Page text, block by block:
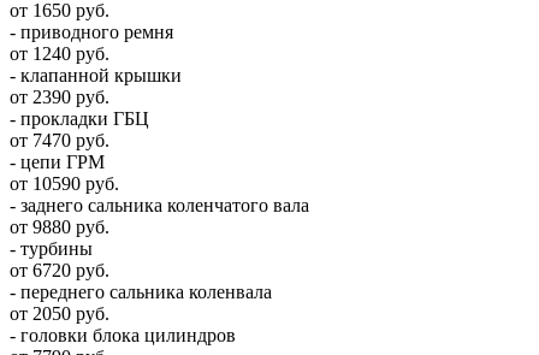
от 1650 руб.
- приводного ремня
от 1240 руб.
- клапанной крышки
от 2390 руб.
- прокладки ГБЦ
от 7470 руб.
- цепи ГРМ
от 10590 руб.
- заднего сальника коленчатого вала
от 9880 руб.
- турбины
от 6720 руб.
- переднего сальника коленвала
от 2050 руб.
- головки блока цилиндров